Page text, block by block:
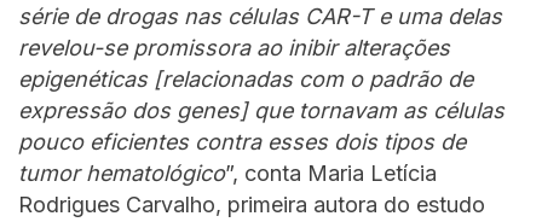
série de drogas nas células CAR-T e uma delas
revelou-se promissora ao inibir alterações
epigenéticas [relacionadas com o padrão de
expressão dos genes] que tornavam as células
pouco eficientes contra esses dois tipos de
tumor hematológico”, conta Maria Letícia
Rodrigues Carvalho, primeira autora do estudo